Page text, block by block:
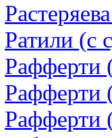
Ратили (с
Рафферти
Рафферти
Рафферти